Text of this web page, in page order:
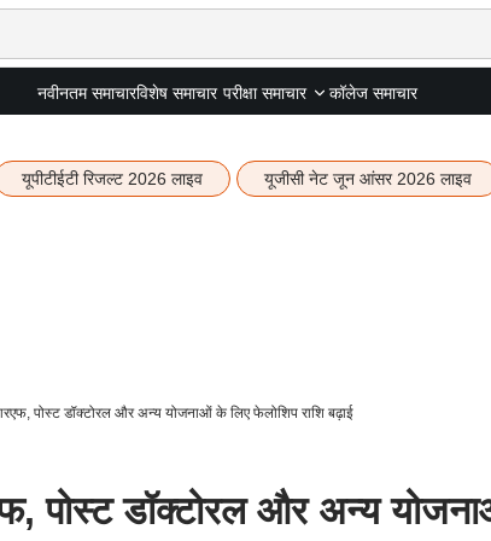
नवीनतम समाचारविशेष समाचार परीक्षा समाचार कॉलेज समाचार
यूपीटीईटी रिजल्ट 2026 लाइव यूजीसी नेट जून आंसर 2026 लाइव
पोस्ट डॉक्टोरल और अन्य योजनाओं के लिए फेलोशिप राशि बढ़ाई
पोस्ट डॉक्टोरल और अन्य